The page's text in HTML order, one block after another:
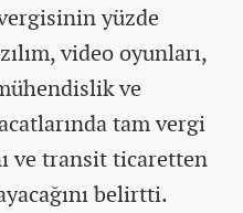
yüzde
video oyunları,
ve
tam vergi
ve transit ticaretten
belirtti.